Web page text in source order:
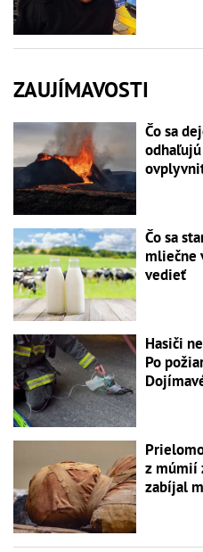
ZAUJÍMAVOSTI
Čo sa
Čo sa
mliečne
vedieť
Hasiči
Po
z múmií
zabíjal